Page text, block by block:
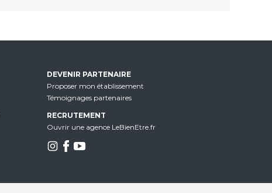
DEVENIR PARTENAIRE
Proposer mon établissement
Témoignages partenaires
RECRUTEMENT
Ouvrir une agence LeBienEtre.fr